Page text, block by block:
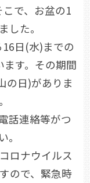
で、お盆の1
した。
日(水)までの
す。その期間
の日)がありま
話連絡等がつ
ロナウイルス
ので、緊急時